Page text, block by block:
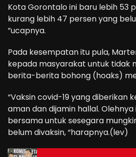
Kota Gorontalo ini baru lebih 53
kurang lebih 47 persen yang
”ucapnya.
Pada kesempatan itu pula,
kepada masyarakat untuk tidak
berita-berita bohong (hoaks)
“Vaksin covid-19 yang diberikan
aman dan dijamin hallal.
bersama untuk sesegara
belum divaksin, “harapnya.(lev)